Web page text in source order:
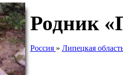
Родник
Россия » Липецкая